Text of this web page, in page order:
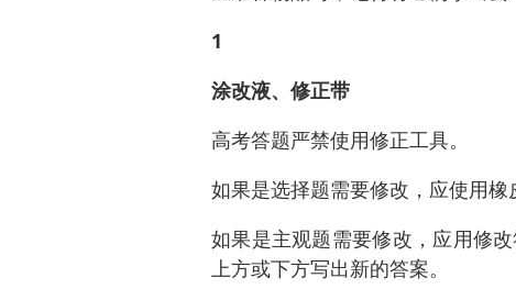
1
涂改液、修正带
高考答题严禁使用修正工具。
如果是选择题需要修改，应使用橡
如果是主观题需要修改，应用修
上方或下方写出新的答案。